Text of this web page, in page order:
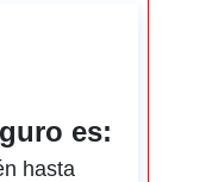
es:
hasta